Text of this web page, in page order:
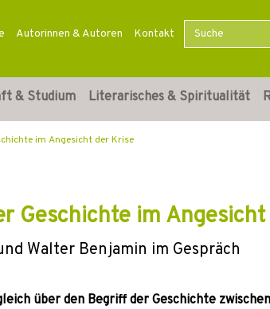
Autorinnen & Autoren Kontakt
& Studium Literarisches & Spiritualität
im Angesicht der Krise
Geschichte im
Walter Benjamin im Gespräch
über den Begriff der Geschichte